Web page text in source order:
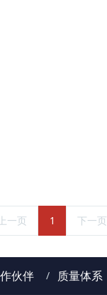
上一页 1 下一页
伙伴 质量体系